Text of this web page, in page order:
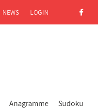
Anagramme Sudoku
NEWS LOGIN